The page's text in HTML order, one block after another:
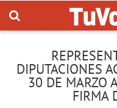
DIPUTACIONES
30 DE MARZO
FIRMA